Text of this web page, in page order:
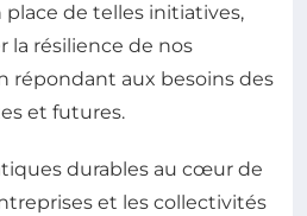
de telles initiatives,
la résilience de nos
répondant aux besoins des
et futures.
durables au cœur de
et les collectivités